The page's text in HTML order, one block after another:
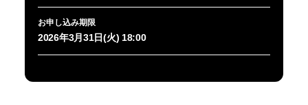
お申し込み期限
2026年3月31日(火) 18:00